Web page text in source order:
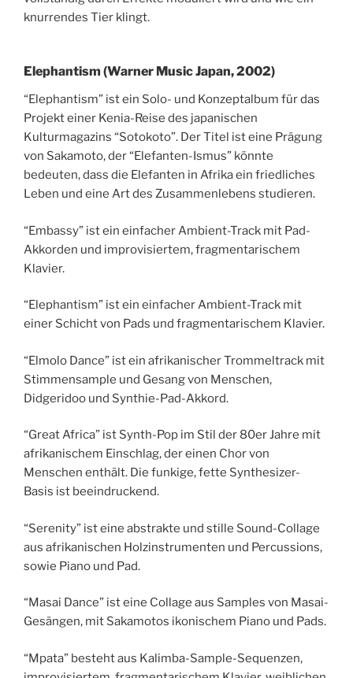
knurrendes Tier klingt.
Elephantism (Warner Music Japan, 2002)
“Elephantism” ist ein Solo- und Konzeptalbum für das
Projekt einer Kenia-Reise des japanischen
Kulturmagazins “Sotokoto”. Der Titel ist eine Prägung
von Sakamoto, der “Elefanten-Ismus” könnte
bedeuten, dass die Elefanten in Afrika ein friedliches
Leben und eine Art des Zusammenlebens studieren.
“Embassy” ist ein einfacher Ambient-Track mit Pad-
Akkorden und improvisiertem, fragmentarischem
Klavier.
“Elephantism” ist ein einfacher Ambient-Track mit
einer Schicht von Pads und fragmentarischem Klavier.
“Elmolo Dance” ist ein afrikanischer Trommeltrack mit
Stimmensample und Gesang von Menschen,
Didgeridoo und Synthie-Pad-Akkord.
“Great Africa” ist Synth-Pop im Stil der 80er Jahre mit
afrikanischem Einschlag, der einen Chor von
Menschen enthält. Die funkige, fette Synthesizer-
Basis ist beeindruckend.
“Serenity” ist eine abstrakte und stille Sound-Collage
aus afrikanischen Holzinstrumenten und Percussions,
sowie Piano und Pad.
“Masai Dance” ist eine Collage aus Samples von Masai-
Gesängen, mit Sakamotos ikonischem Piano und Pads.
“Mpata” besteht aus Kalimba-Sample-Sequenzen,